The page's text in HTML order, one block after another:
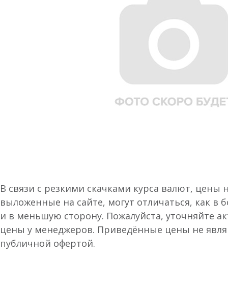
В связи с резкими скачками курса валют, цены
выложенные на сайте, могут отличаться, как в
и в меньшую сторону. Пожалуйста, уточняйте
цены у менеджеров. Приведённые цены не
публичной офертой.